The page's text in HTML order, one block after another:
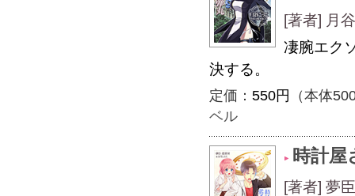
[著者] 月
凄腕エク
決する。
定価： 550円
（本体
ベル
時計屋
[著者] 夢